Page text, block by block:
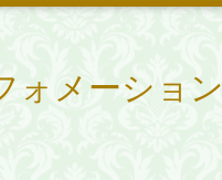
ォメーション